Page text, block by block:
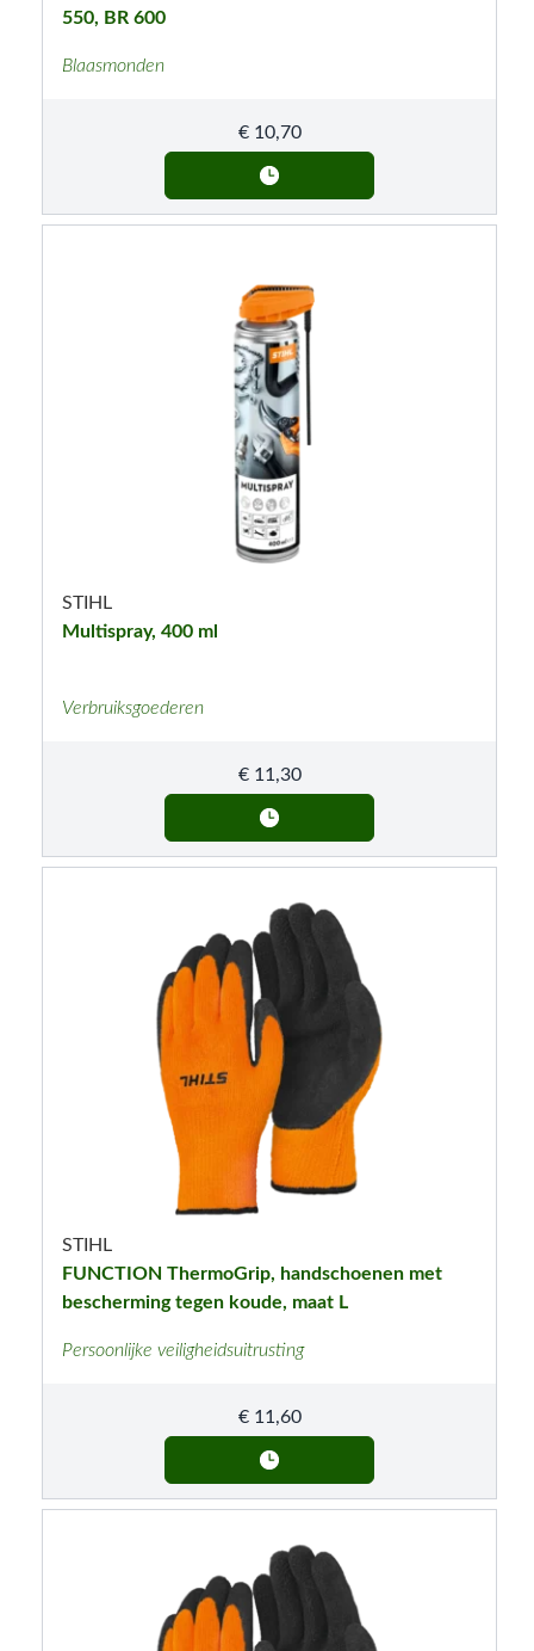
550, BR 600
Blaasmonden
€10,70
STIHL
Multispray, 400 ml
Verbruiksgoederen
€11,30
STIHL
FUNCTION ThermoGrip, handschoenen met
bescherming tegen koude, maat L
Persoonlijke veiligheidsuitrusting
€11,60